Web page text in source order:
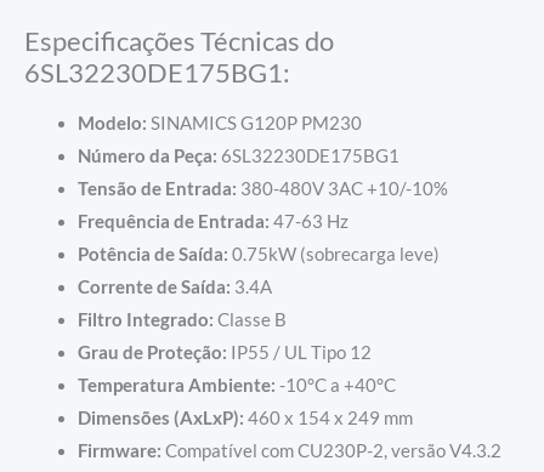
Especificações Técnicas do
6SL32230DE175BG1:
Modelo: SINAMICS G120P PM230
Número da Peça: 6SL32230DE175BG1
Tensão de Entrada: 380-480V 3AC +10/-10%
Frequência de Entrada: 47-63 Hz
Potência de Saída: 0.75kW (sobrecarga leve)
Corrente de Saída: 3.4A
Filtro Integrado: Classe B
Grau de Proteção: IP55 / UL Tipo 12
Temperatura Ambiente: -10°C a +40°C
Dimensões (AxLxP): 460 x 154 x 249 mm
Firmware: Compatível com CU230P-2, versão V4.3.2